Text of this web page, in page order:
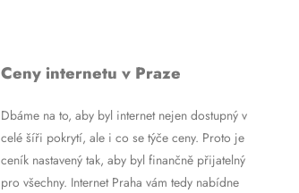
Ceny internetu v Praze
Dbáme na to, aby byl internet nejen dostupný v
celé šíři pokrytí, ale i co se týče ceny. Proto je
ceník nastavený tak, aby byl finančně přijatelný
pro všechny. Internet Praha vám tedy nabídne